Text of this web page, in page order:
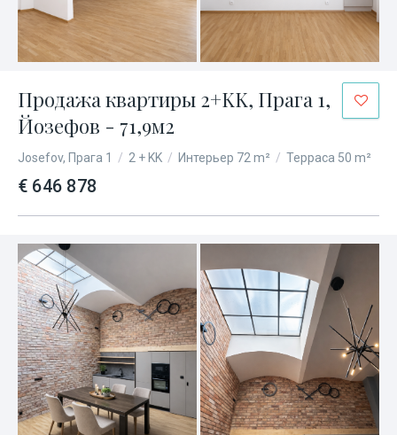
Продажа квартиры 2+KK, Прага 1,
Йозефов - 71,9м2
Josefov, Прага 1 / 2 + KK / Интерьер 72 m² / Терраса 50 m²
€ 646 878